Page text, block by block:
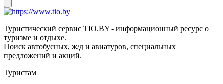
Туристический сервис TIO.BY - информационный ресурс о
туризме и отдыхе.
Поиск автобусных, ж/д и авиатуров, специальных
предложений и акций.
Туристам